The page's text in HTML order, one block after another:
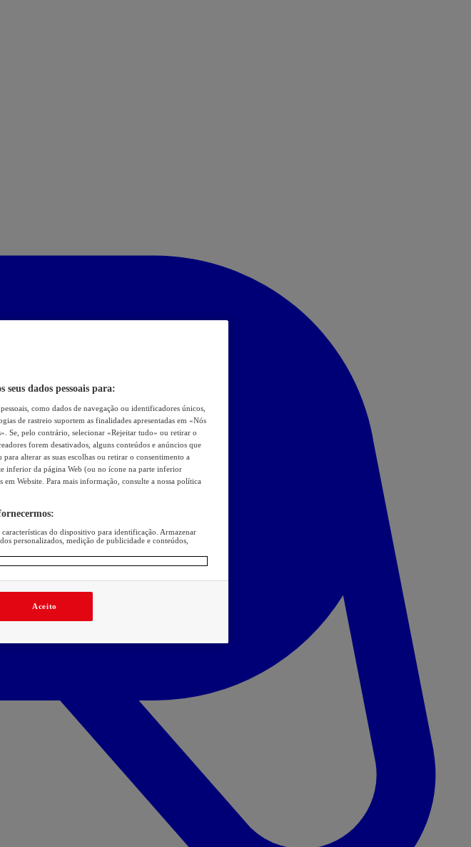
dados pessoais para:
como dados de navegação ou identificadores únicos,
de rastreio suportem as finalidades apresentadas em «Nós
Se, pelo contrário, selecionar «Rejeitar tudo» ou retirar o
forem desativados, alguns conteúdos e anúncios que
alterar as suas escolhas ou retirar o consentimento a
inferior da página Web (ou no ícone na parte inferior
em Website. Para mais informação, consulte a nossa política
do dispositivo para identificação. Armazenar
personalizados, medição de publicidade e conteúdos,
Aceito